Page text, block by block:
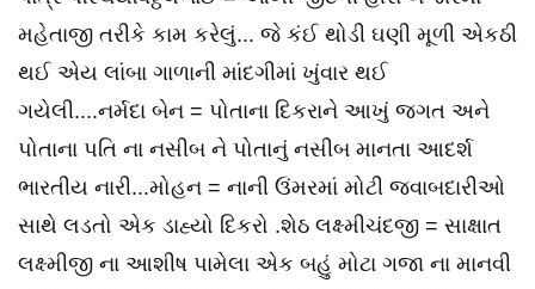
મહેતાજી તરીકે કામ કરેલું... જે કંઈ થોડી ઘણી મૂળી એકઠી
થઈ એય લાંબા ગાળાની માંદગીમાં ખુંવાર થઈ
ગયેલી....નર્મદા બેન = પોતાના દિકરાને આખું જગત અને
પોતાના પતિ ના નસીબ ને પોતાનું નસીબ માનતા આદર્શ
ભારતીય નારી...મોહન = નાની ઉંમરમાં મોટી જવાબદારીઓ
સાથે લડતો એક ડાહ્યો દિકરો .શેઠ લક્ષ્મીચંદજી = સાક્ષાત
લક્ષ્મીજી ના આશીષ પામેલા એક બહું મોટા ગજા ના માનવી